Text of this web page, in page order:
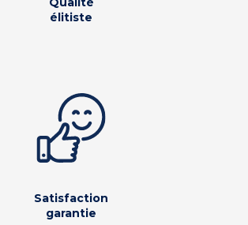
élitiste
Satisfaction
garantie